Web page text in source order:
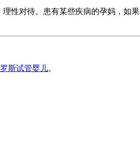
性对待。患有某些疾病的孕妈，如
斯试管婴儿。